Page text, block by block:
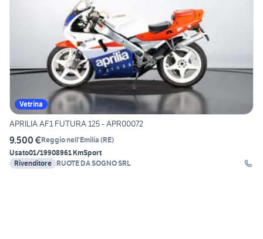
Vetrina
APRILIA AF1 FUTURA 125 - APR00072
9.500 €Reggio nell'Emilia (RE)
Usato01/19908961 KmSport
Rivenditore RUOTE DA SOGNO SRL